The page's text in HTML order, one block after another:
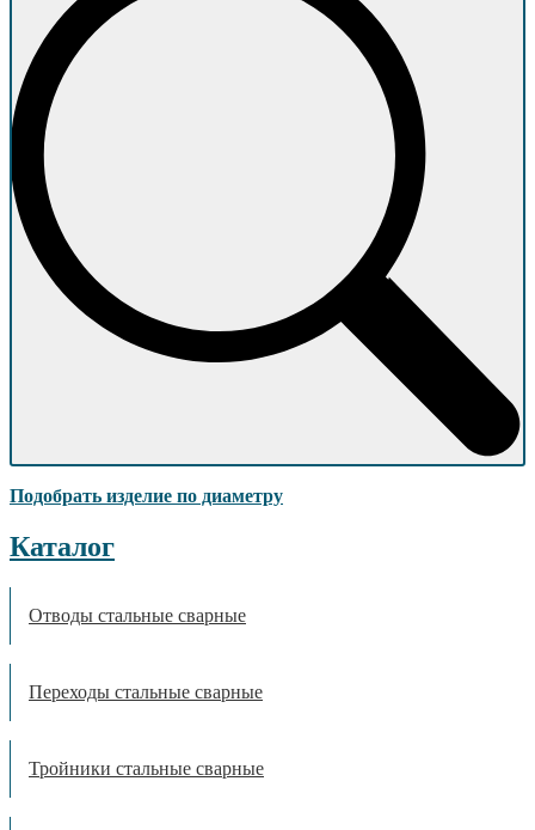
Подобрать изделие по диаметру
Каталог
Отводы стальные сварные
Переходы стальные сварные
Тройники стальные сварные